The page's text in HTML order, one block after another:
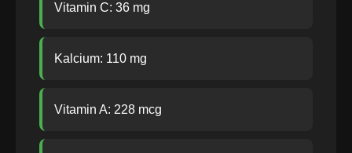
Vitamin C: 36 mg
Kalcium: 110 mg
Vitamin A: 228 mcg